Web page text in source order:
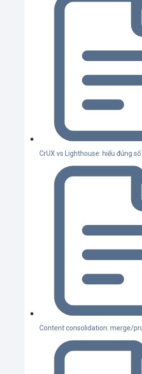
CrUX vs Lighthouse: hiểu đúng số
Content consolidation: merge/